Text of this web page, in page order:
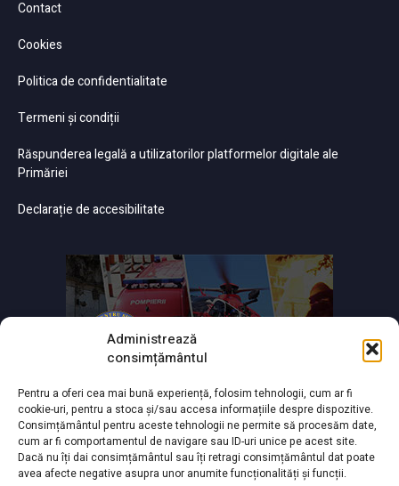
Administrează
consimțământul
Pentru a oferi cea mai bună experiență, folosim tehnologii, cum ar fi
cookie-uri, pentru a stoca și/sau accesa informațiile despre dispozitive.
Consimțământul pentru aceste tehnologii ne permite să procesăm date,
cum ar fi comportamentul de navigare sau ID-uri unice pe acest site.
Dacă nu îți dai consimțământul sau îți retragi consimțământul dat poate
avea afecte negative asupra unor anumite funcționalități și funcții.
Contact
Cookies
Politica de confidentialitate
Termeni și condiții
Răspunderea legală a utilizatorilor platformelor digitale ale
Primăriei
Declarație de accesibilitate